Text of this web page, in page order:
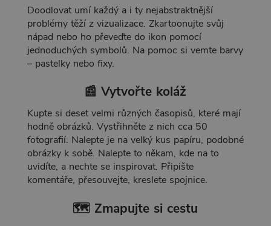
Doodlovat umí každý a i ty nejabstraktnější
problémy těží z vizualizace. Zkartoonujte svůj
nápad nebo ho převeďte do ikon pomocí
jednoduchých symbolů. Na pomoc si vemte barvy
– pastelky nebo fixy.
📰Vytvořte koláž
Kupte si deset velmi různých časopisů, které mají
hodně obrázků. Vystřihněte z nich cca 50
fotografií. Nalepte je na velký kus papíru, podobné
obrázky k sobě. Nalepte to někam, kde na to
uvidíte, a nechte se inspirovat. Připište
komentáře, přesouvejte, kreslete spojnice.
🗺️ Zmapujte si cestu